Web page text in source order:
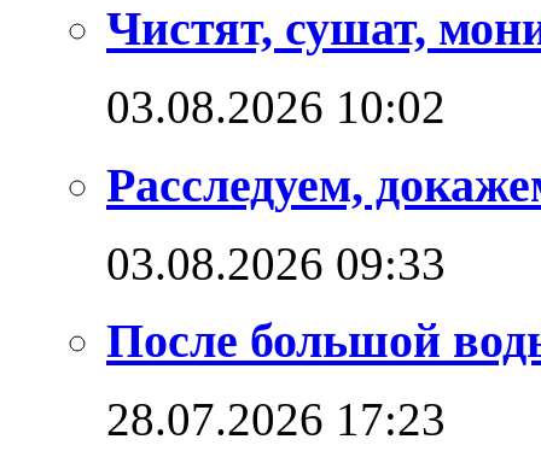
Чистят, сушат,
03.08.2026 10:02
Расследуем,
03.08.2026 09:33
После большой
28.07.2026 17:23